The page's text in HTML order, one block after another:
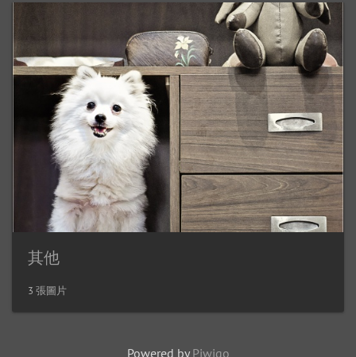
其他
3 張圖片
Powered by Piwigo